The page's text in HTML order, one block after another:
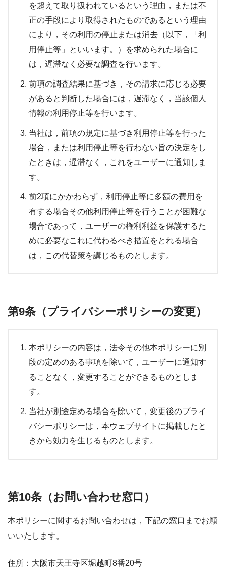
を超えて取り扱われているという理由，または不
正の手段により取得されたものであるという理由
により，その利用の停止または消去（以下，「利
用停止等」といいます。）を求められた場合に
は，遅滞なく必要な調査を行います。
前項の調査結果に基づき，その請求に応じる必要
があると判断した場合には，遅滞なく，当該個人
情報の利用停止等を行います。
当社は，前項の規定に基づき利用停止等を行った
場合，または利用停止等を行わない旨の決定をし
たときは，遅滞なく，これをユーザーに通知しま
す。
前2項にかかわらず，利用停止等に多額の費用を
有する場合その他利用停止等を行うことが困難な
場合であって，ユーザーの権利利益を保護するた
めに必要なこれに代わるべき措置をとれる場合
は，この代替策を講じるものとします。
第9条（プライバシーポリシーの変更）
本ポリシーの内容は，法令その他本ポリシーに別
段の定めのある事項を除いて，ユーザーに通知す
ることなく，変更することができるものとしま
す。
当社が別途定める場合を除いて，変更後のプライ
バシーポリシーは，本ウェブサイトに掲載したと
きから効力を生じるものとします。
第10条（お問い合わせ窓口）
本ポリシーに関するお問い合わせは，下記の窓口までお願
いいたします。
住所：大阪市天王寺区堀越町8番20号